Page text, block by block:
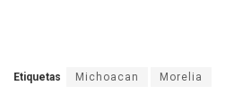
Etiquetas Michoacan Morelia